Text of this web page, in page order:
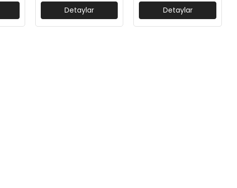
Detaylar Detaylar